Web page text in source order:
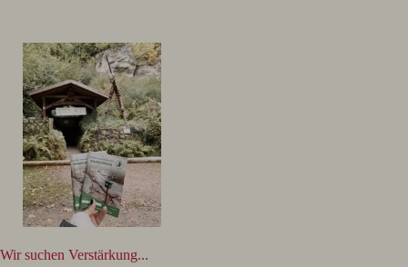
Wir suchen Verstärkung...